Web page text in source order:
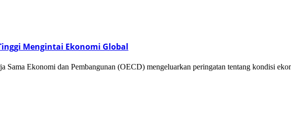
Mengintai Ekonomi Global
Ekonomi dan Pembangunan (OECD) mengeluarkan peringatan tentang kondisi